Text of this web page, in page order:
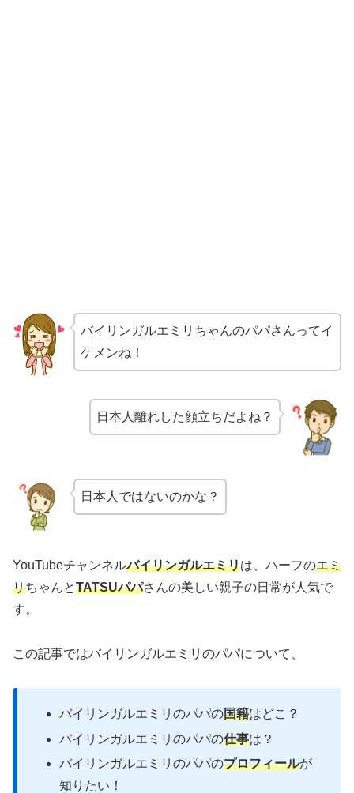
バイリンガルエミリちゃんのパパさんってイ
ケメンね！
日本人離れした顔立ちだよね？
日本人ではないのかな？
YouTubeチャンネルバイリンガルエミリは、ハーフのエミ
リちゃんとTATSUパパさんの美しい親子の日常が人気で
す。
この記事ではバイリンガルエミリのパパについて、
バイリンガルエミリのパパの国籍はどこ？
バイリンガルエミリのパパの仕事は？
バイリンガルエミリのパパのプロフィールが
知りたい！